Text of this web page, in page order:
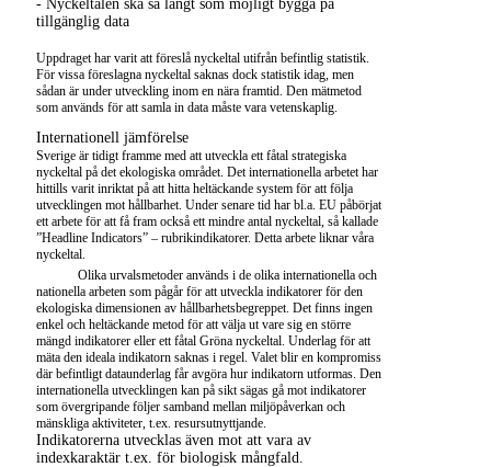
- Nyckeltalen ska så långt som möjligt bygga på
tillgänglig data
Uppdraget har varit att föreslå nyckeltal utifrån befintlig statistik.
För vissa föreslagna nyckeltal saknas dock statistik idag, men
sådan är under utveckling inom en nära framtid. Den mätmetod
som används för att samla in data måste vara vetenskaplig.
Internationell jämförelse
Sverige är tidigt framme med att utveckla ett fåtal strategiska
nyckeltal på det ekologiska området. Det internationella arbetet har
hittills varit inriktat på att hitta heltäckande system för att följa
utvecklingen mot hållbarhet. Under senare tid har bl.a. EU påbörjat
ett arbete för att få fram också ett mindre antal nyckeltal, så kallade
”Headline Indicators” – rubrikindikatorer. Detta arbete liknar våra
nyckeltal.
Olika urvalsmetoder används i de olika internationella och
nationella arbeten som pågår för att utveckla indikatorer för den
ekologiska dimensionen av hållbarhetsbegreppet. Det finns ingen
enkel och heltäckande metod för att välja ut vare sig en större
mängd indikatorer eller ett fåtal Gröna nyckeltal. Underlag för att
mäta den ideala indikatorn saknas i regel. Valet blir en kompromiss
där befintligt dataunderlag får avgöra hur indikatorn utformas. Den
internationella utvecklingen kan på sikt sägas gå mot indikatorer
som övergripande följer samband mellan miljöpåverkan och
mänskliga aktiviteter, t.ex. resursutnyttjande.
Indikatorerna utvecklas även mot att vara av
indexkaraktär t.ex. för biologisk mångfald.